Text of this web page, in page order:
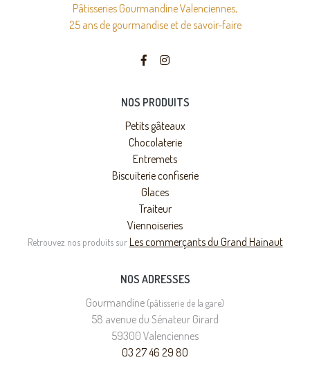
Pâtisseries Gourmandine Valenciennes,
25 ans de gourmandise et de savoir-faire
NOS PRODUITS
Petits gâteaux
Chocolaterie
Entremets
Biscuiterie confiserie
Glaces
Traiteur
Viennoiseries
Retrouvez nos produits surLes commerçants du Grand Hainaut
NOS ADRESSES
Gourmandine (pâtisserie de la gare)
58 avenue du Sénateur Girard
59300 Valenciennes
03 27 46 29 80